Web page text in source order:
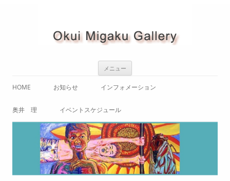
メニュー
ン
ツ
ッ
プ
HOME お知らせ インフォメーション
ご案内（アクセス / 内観）
使用規定・使用申込書
奥井 理
奥井理 略歴
奥井 理 作品紹介 テレビと死
「自画像」
奥井 理 画集
イベントスケジュール
OKUI MIGAKUギャラリーコンサ
ート
コンサート